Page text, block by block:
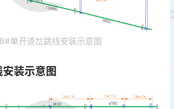
单开道岔跳线安装示意图
装示意图